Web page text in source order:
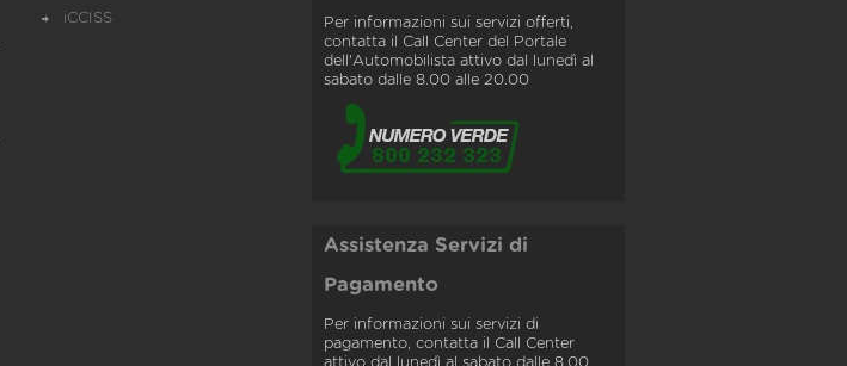
iCCISS
Per informazioni sui servizi offerti,
contatta il Call Center del Portale
dell'Automobilista attivo dal lunedì al
sabato dalle 8.00 alle 20.00
Assistenza Servizi di
Pagamento
Per informazioni sui servizi di
pagamento, contatta il Call Center